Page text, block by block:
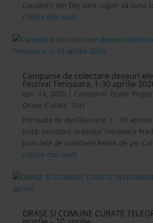
Locuitorii din Dej sunt rugați să sune
citește mai mult
Campanie de colectare deşeuri
Festival Timișoara, 1-30 aprilie
apr. 14, 2026 | Campanii, Ecotic
Orașe Curate, Stiri
Perioada de desfășurare: 1 - 30 aprilie
țintă: locuitorii orașului Timișoara
punctele de colectare Retim de pe:
citește mai mult
ORAȘE ȘI COMUNE CURATE